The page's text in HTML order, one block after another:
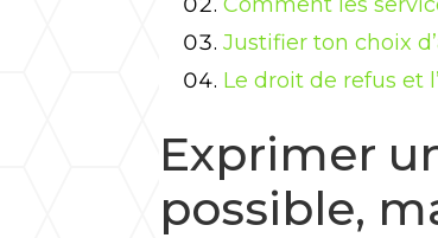
Justifier ton choix
Le droit de refus et
Exprimer
possible,